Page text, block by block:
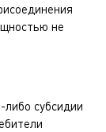
не
субсидии